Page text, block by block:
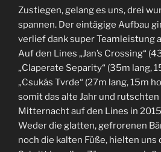
Zustiegen, gelang es uns, drei
spannen. Der eintägige Aufbau
verlief dank super Teamleistung
Auf den Lines „Jan’s Crossing“
„Claperate Separity“ (35m lang,
„Csukás Tvrde“ (27m lang, 15m
somit das alte Jahr und
Mitternacht auf den Lines in
Weder die glatten, gefrorenen
noch die kalten Füße, hielten uns